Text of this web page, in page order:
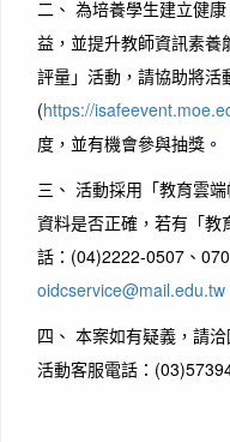
二、 為培養學生建立健
益，並提升教師資訊素
評量」活動，請協助將
(https://
度，並有機會參與抽獎。
三、 活動採用「教育雲
資料是否正確，若有「教
話：(04)2222-0507、
oidcservice@mail.edu.tw
四、 本案如有疑義，請
活動客服電話：